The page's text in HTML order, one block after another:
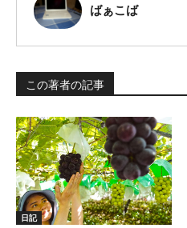
ばぁこば
この著者の記事
日記